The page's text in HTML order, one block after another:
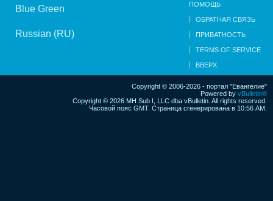
Blue Green
Russian (RU)
ПОМОЩЬ
ОБРАТНАЯ СВЯЗЬ
ПРИВАТНОСТЬ
TERMS OF SERVICE
ВВЕРХ
Copyright © 2006-2026 - портал "Евангелие"
Powered by vBulletin®
Copyright © 2026 MH Sub I, LLC dba vBulletin. All rights reserved.
Часовой пояс GMT. Страница сгенерирована в 10:56 AM.